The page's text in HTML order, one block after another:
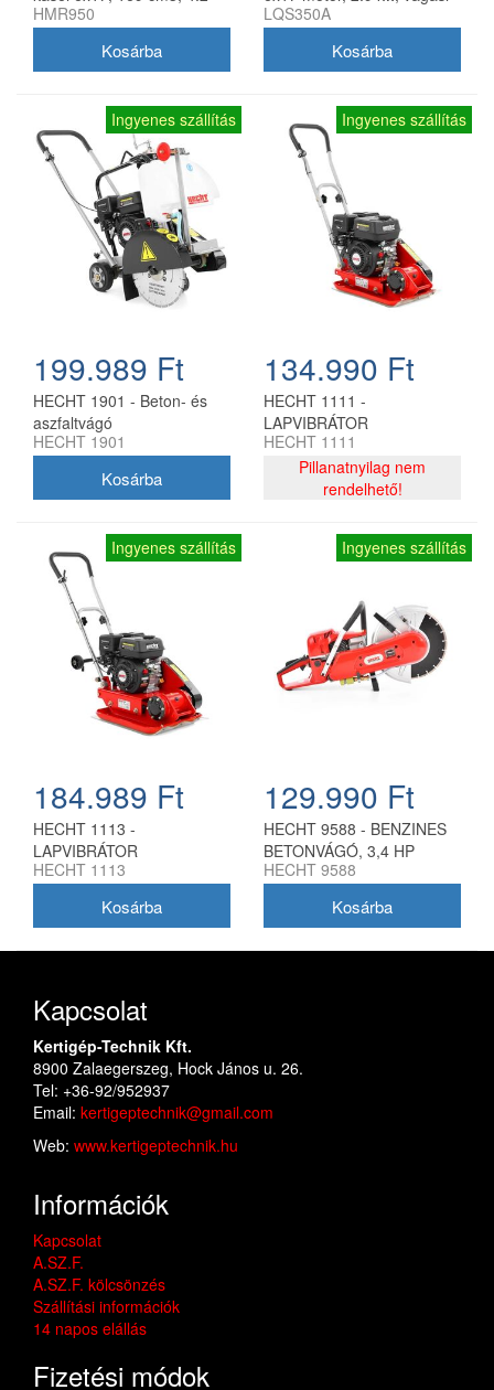
kw, átmérő 950 mm
HMR950
mélység 90 mm, vágótárcsa
LQS350A
Ingyenes szállítás
199.989 Ft
HECHT 1901 - Beton- és
aszfaltvágó
HECHT 1901
Ingyenes szállítás
134.990 Ft
HECHT 1111 -
LAPVIBRÁTOR
HECHT 1111
Pillanatnyilag nem
rendelhető!
Ingyenes szállítás
184.989 Ft
HECHT 1113 -
LAPVIBRÁTOR
HECHT 1113
Ingyenes szállítás
129.990 Ft
HECHT 9588 - BENZINES
BETONVÁGÓ, 3,4 HP
HECHT 9588
Kapcsolat
Kertigép-Technik Kft.
8900 Zalaegerszeg, Hock János u. 26.
Tel: +36-92/952937
Email: kertigeptechnik@gmail.com
Web: www.kertigeptechnik.hu
Információk
Kapcsolat
A.SZ.F.
A.SZ.F. kölcsönzés
Szállítási információk
14 napos elállás
Fizetési módok